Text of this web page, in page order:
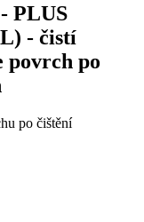
- PLUS
- čistí
povrch po
po čištění